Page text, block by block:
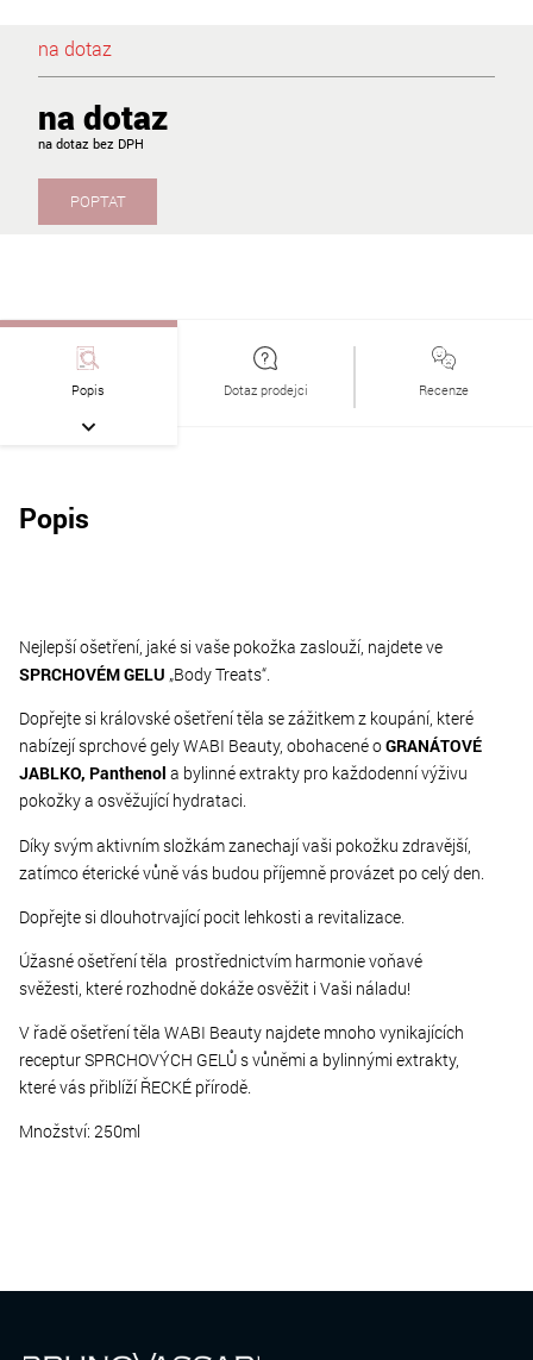
na dotaz
na dotaz
na dotaz
POPTAT
Popis Dotaz prodejci Recenze
Popis
Nejlepší ošetření, jaké si vaše pokožka zaslouží, najdete ve
SPRCHOVÉM GELU „Body Treats“.
Dopřejte si královské ošetření těla se zážitkem z koupání, které
nabízejí sprchové gely WABI Beauty, obohacené oGRANÁTOVÉ
JABLKO, Panthenol a bylinné extrakty pro každodenní výživu
pokožky a osvěžující hydrataci.
Díky svým aktivním složkám zanechají vaši pokožku zdravější,
zatímco éterické vůně vás budou příjemně provázet po celý den.
Dopřejte si dlouhotrvající pocit lehkosti a revitalizace.
Úžasné ošetření těla prostřednictvím harmonie voňavé
svěžesti, které rozhodně dokáže osvěžit i Vaši náladu!
V řadě ošetření těla WABI Beauty najdete mnoho vynikajících
receptur SPRCHOVÝCH GELŮ ​​s vůněmi a bylinnými extrakty,
které vás přiblíží ŘECKÉ přírodě.
Množství: 250ml